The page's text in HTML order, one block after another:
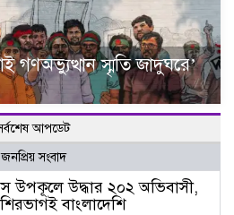
গণঅভ্যুত্থান স্মৃতি জাদুঘরে’
আপডেট
জনপ্রিয় সংবাদ
উপকূলে উদ্ধার ২০২ অভিবাসী,
বাংলাদেশি